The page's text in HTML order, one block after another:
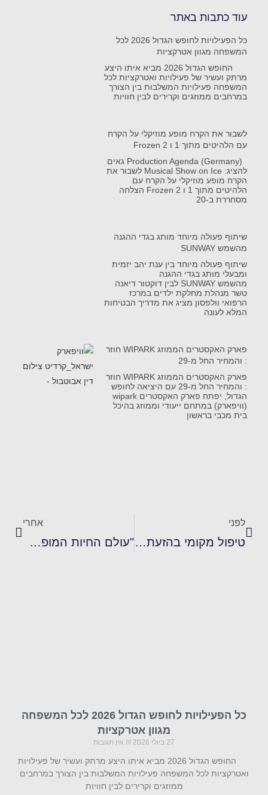
עוד כתבות באתר
כל הפעילויות לחופש הגדול 2026 לכל
המשפחה מגוון אטרקציות
החופש הגדול 2026 מביא איתו היצע
מרתק ועשיר של פעילויות ואטרקציות לכל
המשפחה פעילויות המשלבות בין הצורך
במרחבים ממוזגים וקרירים לבין חוויות
לשבור את הקרח מופע מוזיקלי על הקרח
עם הלהיטים מתוך 1 ו Frozen 2
Production Agenda (Germany) גאים
להציג: Musical Show on Ice לשבור את
הקרח מופע מוזיקלי על הקרח עם
הלהיטים מתוך 1 ו Frozen 2 הצלחה
מסחררת ב-20
שיתוף פעולה מיוחד מותג בגדי ההגנה
מהשמש SUNWAY
שיתוף פעולה מיוחד בין ענת יהב יזמית
ומבעלי מותג בגדי ההגנה
מהשמש SUNWAY לבין דוקטור דיאנה
טשר מנהלת מחלקת ילדים במרכז
הרפואי וולפסון מציג את מדריך הבטיחות
המלא לעונה
פארק האקסטרים הממוזג WIPARK חוזר
: והמחיר החל מ-29
פארק האקסטרים הממוזג WIPARK חוזר
: והמחיר החל מ-29 עם היציאה לחופש
הגדול, יפתח פארק האקסטרים wipark
(וויפארק) במתחם ייעודי וממוזג בהיכל
בית מכבי בראשון
לפני
טיפול מקומי בהזעת יתר: האם תכשירים חזקים הם הפתרון בשבילך?
אחרי
"עולם החיות המופלא" המסע לנפלאות החי בכדור הארץ
כל הפעילויות לחופש הגדול 2026 לכל המשפחה
מגוון אטרקציות
27 ביולי 2026 אין תגובות
החופש הגדול 2026 מביא איתו היצע מרתק ועשיר של פעילויות
ואטרקציות לכל המשפחה פעילויות המשלבות בין הצורך במרחבים
ממוזגים וקרירים לבין חוויות